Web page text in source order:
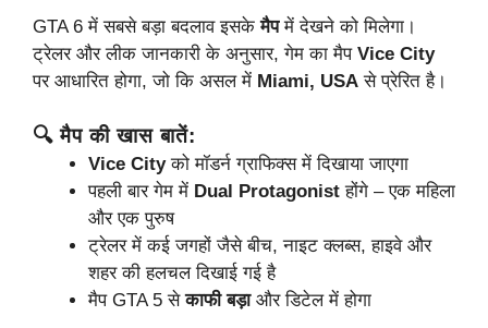
GTA 6 में सबसे बड़ा बदलाव इसकेमैपमें देखने को मिलेगा।
ट्रेलर और लीक जानकारी के अनुसार, गेम का मैप Vice City
पर आधारित होगा, जो कि असल में Miami, USA से प्रेरित है।
🔍 मैप की खास बातें:
Vice Cityको मॉडर्न ग्राफिक्स में दिखाया जाएगा
पहली बार गेम में Dual Protagonist होंगे – एक महिला
और एक पुरुष
ट्रेलर में कई जगहों जैसे बीच, नाइट क्लब्स, हाइवे और
शहर की हलचल दिखाई गई है
मैप GTA 5 सेकाफी बड़ाऔर डिटेल में होगा